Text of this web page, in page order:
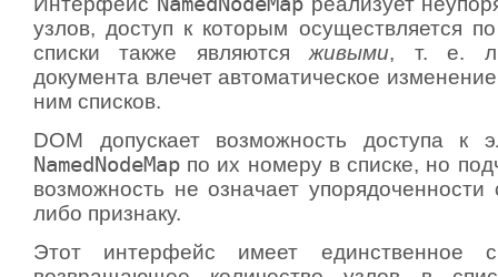
узлов, доступ к которым осуществляется
списки также являютсяживыми, т. е.
документа влечет автоматическое
ним списков.
DOM допускает возможность доступа к
NamedNodeMap по их номеру в списке, но
возможность не означает упорядоченности
либо признаку.
Этот интерфейс имеет единственное